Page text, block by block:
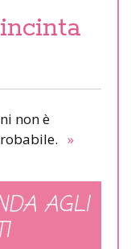
non è
»
AGLI